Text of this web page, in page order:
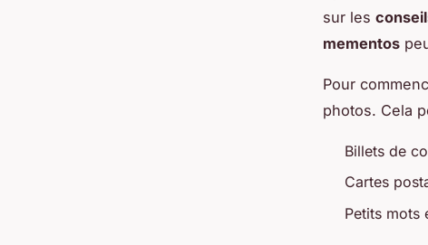
sur les
mementos
Pour
photos. Cela
Billets de
Cartes
Petits mots